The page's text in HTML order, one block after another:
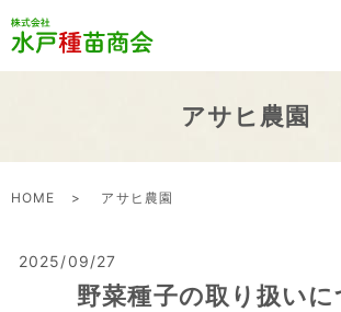
アサヒ農園
HOME アサヒ農園
2025/09/27
野菜種子の取り扱いに